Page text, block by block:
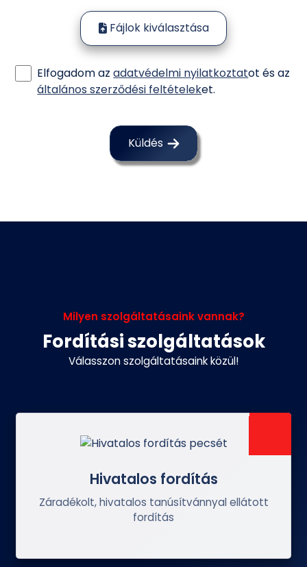
Fájlok kiválasztása
Elfogadom azadatvédelmi nyilatkoztatot és az
általános szerződési feltételeket.
Küldés
Milyen szolgáltatásaink vannak?
Fordítási szolgáltatások
Válasszon szolgáltatásaink közül!
Hivatalos fordítás
Záradékolt, hivatalos tanúsítvánnyal ellátott
fordítás